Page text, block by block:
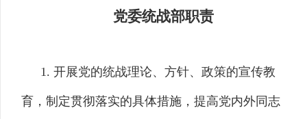
党委统战部职责
1. 开展党的统战理论、方针、政策的宣传教
育，制定贯彻落实的具体措施，提高党内外同志